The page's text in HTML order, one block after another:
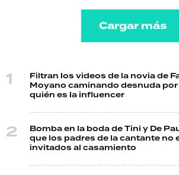
Cargar más
Filtran los videos de la novia de
Moyano caminando desnuda
quién es la influencer
Bomba en la boda de Tini y De
que los padres de la cantante no
invitados al casamiento